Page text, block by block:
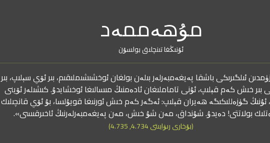
مۇھەممەد
ئۇنىڭغا تىنچلىق بولسۇن
ئىلگىرىكى باشقا پەيغەمبەرلەر بىلەن بولغان ئوخشىشىملىقىم، بىر ئۆي سېلىپ، بىر
بىر خىش كەم قېلىپ، ئۇنى تاماملىغان ئادەمنىڭ مىسالىغا ئوخشايدۇ. كىشىلەر ئۆينى
ئۇنىڭ گۈزەللىكىگە ھەيران قېلىپ: ئەگەر كەم خىش ئورنىغا قويۇلسا، بۇ ئۆي قانچىلىك
بولاتتى! دەيدۇ. شۇنداق، مەن شۇ خىش، مەن پەيغەمبەرلەرنىڭ ئاخىرقىسى».
(بۇخارى رىۋايىتى 4.734, 4.735)